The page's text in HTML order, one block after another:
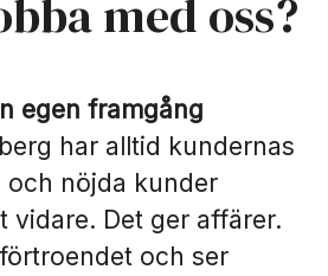
med oss?
egen framgång
har alltid kundernas
och nöjda kunder
vidare. Det ger affärer.
och ser